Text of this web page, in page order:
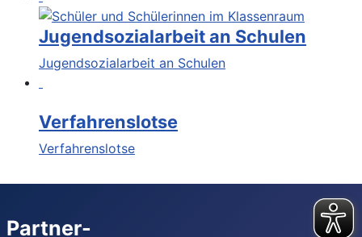
Jugendsozialarbeit an Schulen
Jugendsozialarbeit an Schulen
Verfahrenslotse
Verfahrenslotse
Partner-